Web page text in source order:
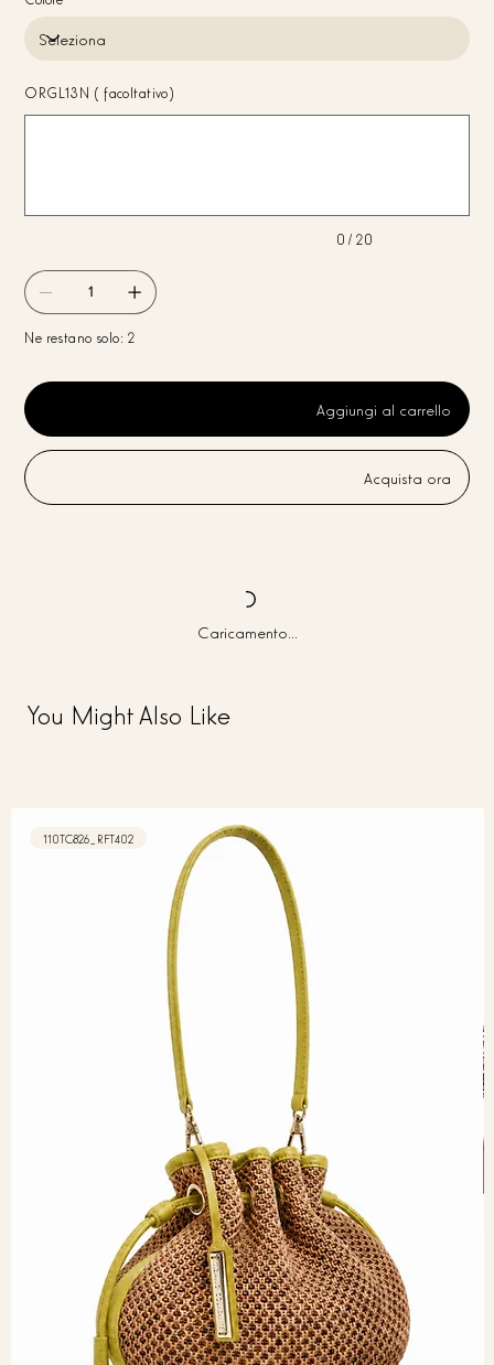
ORGL13N (facoltativo)
0 / 20
Ne restano solo: 2
Aggiungi al carrello
Acquista ora
Caricamento...
You Might Also Like
110TC826_RFT402